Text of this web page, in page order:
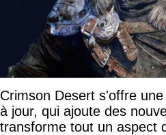
Crimson Desert s'offre
à jour, qui ajoute des
transforme tout un aspect